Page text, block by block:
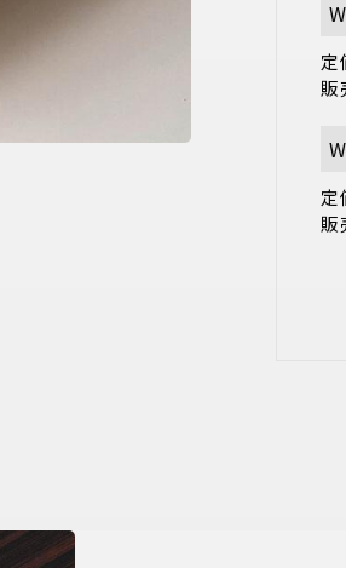
定
販
定
販